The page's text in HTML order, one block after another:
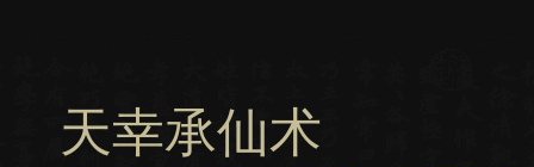
天幸承仙术